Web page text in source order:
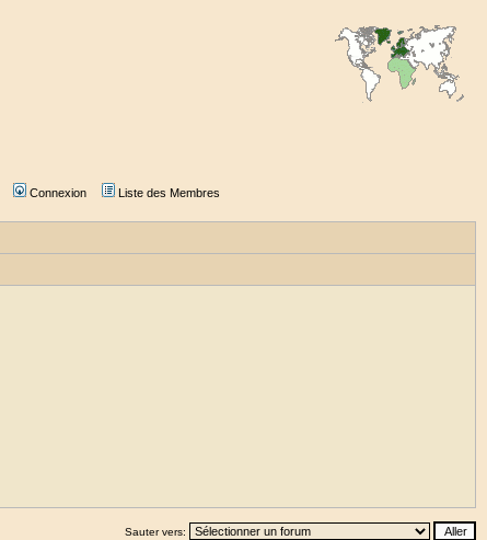
Connexion Liste des Membres
Sauter vers: